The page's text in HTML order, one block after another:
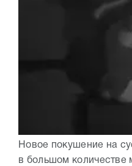
Новое покушение на
в большом количестве